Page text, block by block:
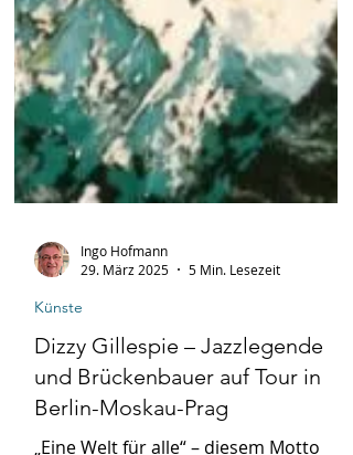
29. März 2025
Künste
Dizzy Gillespie – Jazzlegende
und Brückenbauer auf Tour in
Berlin-Moskau-Prag